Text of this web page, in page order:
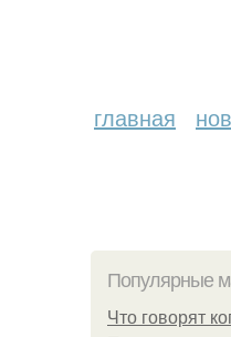
главная
Популярные
Что говорят